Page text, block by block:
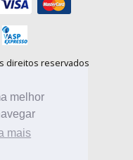
melhor
mais
direitos reservados
para a rede fixa